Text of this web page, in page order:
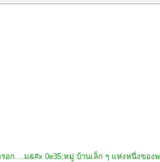
....ม&#x 0e35;หมู่ บ้านเล็ก ๆ แห่งหนึ่งของ